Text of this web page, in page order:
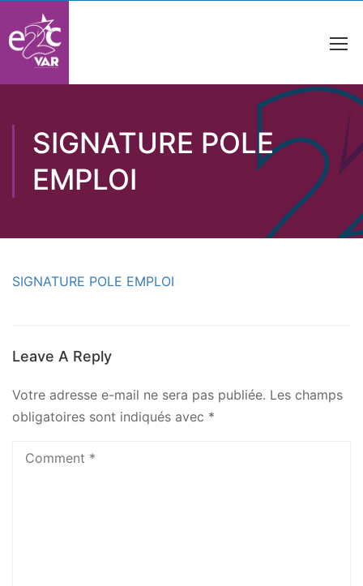
SIGNATURE POLE
EMPLOI
SIGNATURE POLE EMPLOI
Leave A Reply
Votre adresse e-mail ne sera pas publiée. Les champs
obligatoires sont indiqués avec *